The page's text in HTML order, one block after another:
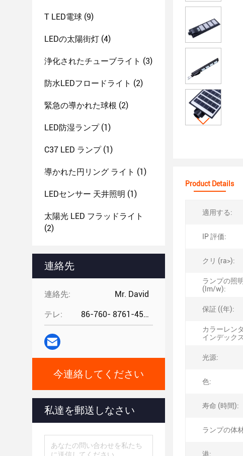
T LED電球 (9)
LEDの太陽街灯 (4)
浄化されたチューブライト (3)
防水LEDフロードライト (2)
緊急の導かれた球根 (2)
LED防湿ランプ(1)
C37 LED ランプ(1)
導かれた円リング ライト (1)
LEDセンサー 天井照明 (1)
太陽光 LED フラッドライト
(2)
連絡先
連絡先: Mr. David
テレ: 86-760- 8761-4582
今連絡してください
私達を郵送しなさい
Product Details
適用する:
IP 評価:
クリ (ra>):
ランプの照
(lm/w):
保証 ((年):
カラーレン
インデック
光源:
色:
寿命 (時間):
ランプの体
港: